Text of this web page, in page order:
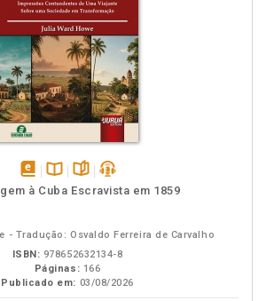
disponívelDisponível
páginaspodcast
à Cuba Escravista em 1859
- Tradução: Osvaldo Ferreira de Carvalho
ISBN: 978652632134-8
Páginas: 166
Publicado em: 03/08/2026